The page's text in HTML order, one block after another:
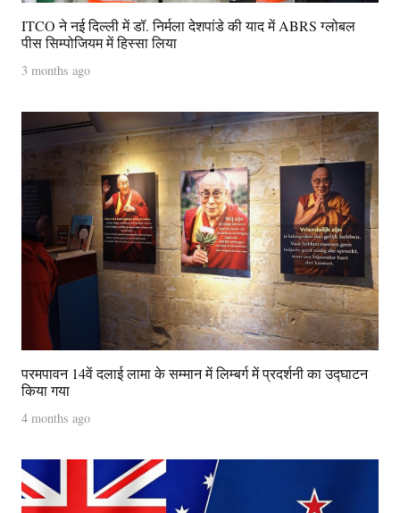
ITCO ने नई दिल्ली में डॉ. निर्मला देशपांडे की याद में ABRS ग्लोबल
पीस सिम्पोजियम में हिस्सा लिया
3 months ago
परमपावन 14वें दलाई लामा के सम्मान में लिम्बर्ग में प्रदर्शनी का उद्घाटन
किया गया
4 months ago